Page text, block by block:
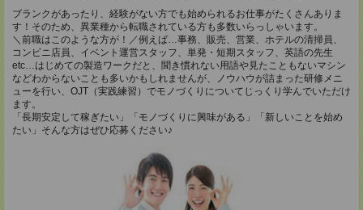
ブランクがあったり、経験がない方でも始められるお仕事がたくさんありま
す！そのため、異業種から転職されている方も多数いらっしゃいます。
＼前職はこのような方が！／例えば…事務、販売、営業、ホテルの清掃員、
コンビニ店員、イベント運営スタッフ、単発・短期スタッフ、英語の先生
etc…はじめての製造ワークだと、聞き慣れない用語や見たこともないマシン
などわからないことも多いかもしれませんが、ノウハウが詰まった研修メニ
ューを行い、OJT（実践練習）でモノづくりについてじっくり学んでいただけ
ます。
「長期安定して稼ぎたい」「モノづくりに興味がある」「新しいことを始め
たい」そんな方はぜひ応募ください♪